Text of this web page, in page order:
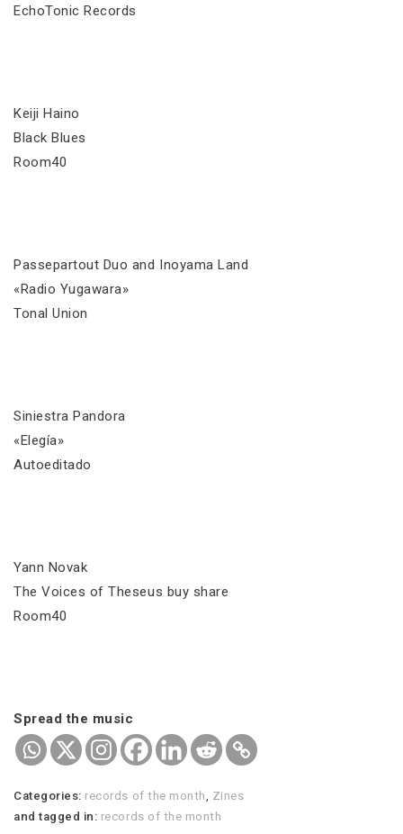
EchoTonic Records
Keiji Haino
Black Blues
Room40
Passepartout Duo and Inoyama Land
«Radio Yugawara»
Tonal Union
Siniestra Pandora
«Eleg​í​a»
Autoeditado
Yann Novak
The Voices of Theseus buy share
Room40
Spread the music
Categories: records of the month, Zines
and tagged in: records of the month